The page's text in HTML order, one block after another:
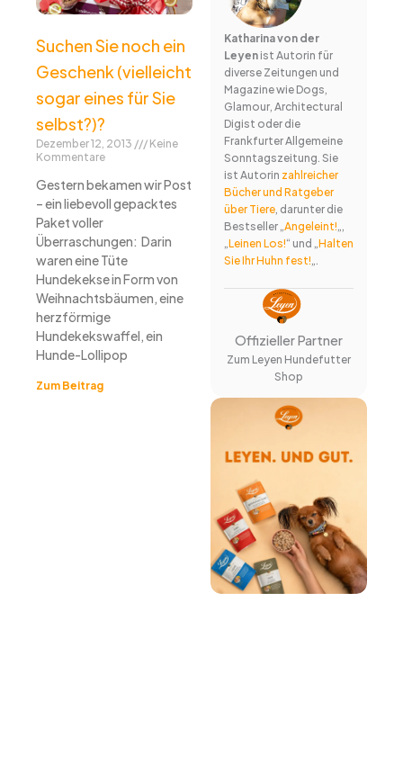
Suchen Sie noch ein
Geschenk (vielleicht
sogar eines für Sie
selbst?)?
Dezember 12, 2013
Keine
Kommentare
Gestern bekamen wir Post
– ein liebevoll gepacktes
Paket voller
Überraschungen: Darin
waren eine Tüte
Hundekekse in Form von
Weihnachtsbäumen, eine
herzförmige
Hundekekswaffel, ein
Hunde-Lollipop
Zum Beitrag
Katharina von der
Leyenist Autorin für
diverse Zeitungen und
Magazine wie Dogs,
Glamour, Architectural
Digist oder die
Frankfurter Allgemeine
Sonntagszeitung. Sie
ist Autorin zahlreicher
Bücher und Ratgeber
über Tiere, darunter die
Bestseller „Angeleint!„,
„Leinen Los!“ und „Halten
Sie Ihr Huhn fest!„.
Offizieller Partner
Zum Leyen Hundefutter
Shop